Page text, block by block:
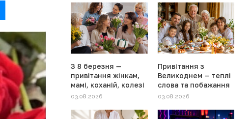
З 8 березня —
привітання жінкам,
мамі, коханій, колезі
03.08.2026
Привітання з
Великоднем — теплі
слова та побажання
03.08.2026